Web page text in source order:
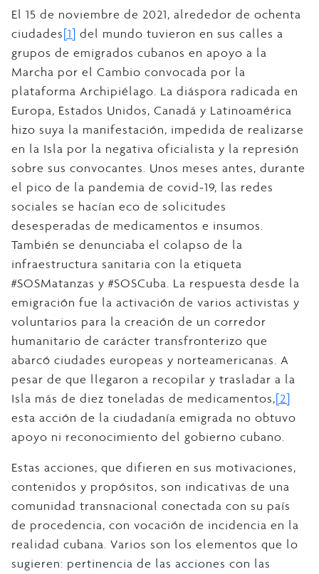
El 15 de noviembre de 2021, alrededor de ochenta
ciudades[1] del mundo tuvieron en sus calles a
grupos de emigrados cubanos en apoyo a la
Marcha por el Cambio convocada por la
plataforma Archipiélago. La diáspora radicada en
Europa, Estados Unidos, Canadá y Latinoamérica
hizo suya la manifestación, impedida de realizarse
en la Isla por la negativa oficialista y la represión
sobre sus convocantes. Unos meses antes, durante
el pico de la pandemia de covid-19, las redes
sociales se hacían eco de solicitudes
desesperadas de medicamentos e insumos.
También se denunciaba el colapso de la
infraestructura sanitaria con la etiqueta
#SOSMatanzas y #SOSCuba. La respuesta desde la
emigración fue la activación de varios activistas y
voluntarios para la creación de un corredor
humanitario de carácter transfronterizo que
abarcó ciudades europeas y norteamericanas. A
pesar de que llegaron a recopilar y trasladar a la
Isla más de diez toneladas de medicamentos,[2]
esta acción de la ciudadanía emigrada no obtuvo
apoyo ni reconocimiento del gobierno cubano.
Estas acciones, que difieren en sus motivaciones,
contenidos y propósitos, son indicativas de una
comunidad transnacional conectada con su país
de procedencia, con vocación de incidencia en la
realidad cubana. Varios son los elementos que lo
sugieren: pertinencia de las acciones con las